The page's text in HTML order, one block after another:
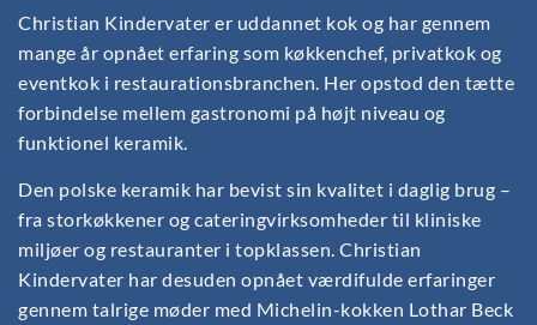
Christian Kindervater er uddannet kok og har gennem
mange år opnået erfaring som køkkenchef, privatkok og
eventkok i restaurationsbranchen. Her opstod den tætte
forbindelse mellem gastronomi på højt niveau og
funktionel keramik.
Den polske keramik har bevist sin kvalitet i daglig brug –
fra storkøkkener og cateringvirksomheder til kliniske
miljøer og restauranter i topklassen. Christian
Kindervater har desuden opnået værdifulde erfaringer
gennem talrige møder med Michelin-kokken Lothar Beck